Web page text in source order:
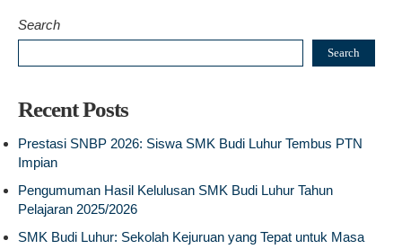
Search
Search
Recent Posts
Prestasi SNBP 2026: Siswa SMK Budi Luhur Tembus PTN
Impian
Pengumuman Hasil Kelulusan SMK Budi Luhur Tahun
Pelajaran 2025/2026
SMK Budi Luhur: Sekolah Kejuruan yang Tepat untuk Masa